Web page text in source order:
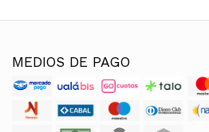
MEDIOS DE PAGO